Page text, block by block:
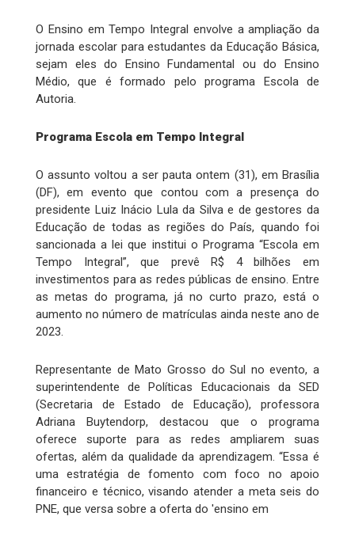
O Ensino em Tempo Integral envolve a ampliação da
jornada escolar para estudantes da Educação Básica,
sejam eles do Ensino Fundamental ou do Ensino
Médio, que é formado pelo programa Escola de
Autoria.
Programa Escola em Tempo Integral
O assunto voltou a ser pauta ontem (31), em Brasília
(DF), em evento que contou com a presença do
presidente Luiz Inácio Lula da Silva e de gestores da
Educação de todas as regiões do País, quando foi
sancionada a lei que institui o Programa “Escola em
Tempo Integral”, que prevê R$ 4 bilhões em
investimentos para as redes públicas de ensino. Entre
as metas do programa, já no curto prazo, está o
aumento no número de matrículas ainda neste ano de
2023.
Representante de Mato Grosso do Sul no evento, a
superintendente de Políticas Educacionais da SED
(Secretaria de Estado de Educação), professora
Adriana Buytendorp, destacou que o programa
oferece suporte para as redes ampliarem suas
ofertas, além da qualidade da aprendizagem. “Essa é
uma estratégia de fomento com foco no apoio
financeiro e técnico, visando atender a meta seis do
PNE, que versa sobre a oferta do 'ensino em